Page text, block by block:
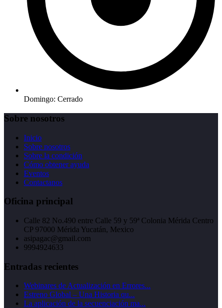
Domingo: Cerrado
Sobre nosotros
Inicio
Sobre nosotros
Sobre la condición
Cómo obtener ayuda
Eventos
Contactanos
Oficina principal
Calle 82 No.490 entre Calle 59 y 59ª Colonia Mérida Centro
CP 97000 Mérida Yucatán, Mexico
asipagac@gmail.com
9994924633
Entradas recientes
Webinares de Actualización en Errores...
Estreno Global – Una Historia qu...
La aplicación de la secuenciación ma...